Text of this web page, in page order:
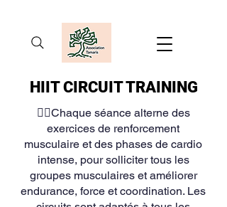
HIIT CIRCUIT TRAINING
🧘‍♀️Chaque séance alterne des
exercices de renforcement
musculaire et des phases de cardio
intense, pour solliciter tous les
groupes musculaires et améliorer
endurance, force et coordination. Les